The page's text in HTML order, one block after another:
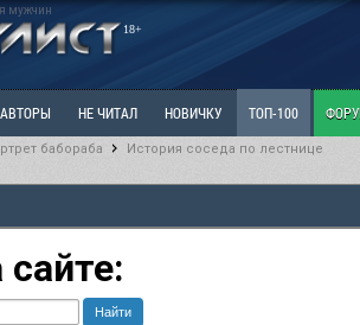
мужчин
18+
АВТОРЫ НЕ ЧИТАЛ НОВИЧКУ ТОП-100
САНЧАС Ветка: Наболевшее. Выскажись!
бабораба История соседа по лестнице